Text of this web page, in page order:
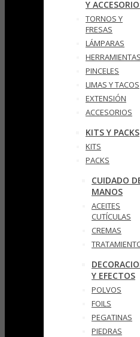
Y
TORNOS Y
FRESAS
LÁMPARAS
HERRAMIENTAS
PINCELES
LIMAS Y TACOS
EXTENSIÓN
ACCESORIOS
KITS Y PACKS
KITS
PACKS
CUIDADO
MANOS
ACEITES
CUTÍCULAS
CREMAS
Y EFECTOS
POLVOS
FOILS
PEGATINAS
PIEDRAS